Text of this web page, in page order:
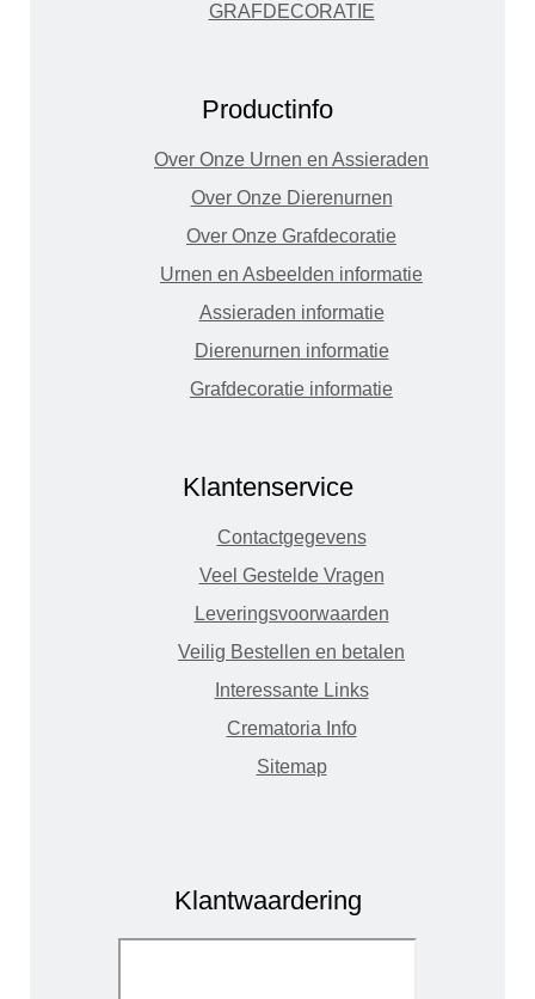
GRAFDECORATIE
Productinfo
Over Onze Urnen en Assieraden
Over Onze Dierenurnen
Over Onze Grafdecoratie
Urnen en Asbeelden informatie
Assieraden informatie
Dierenurnen informatie
Grafdecoratie informatie
Klantenservice
Contactgegevens
Veel Gestelde Vragen
Leveringsvoorwaarden
Veilig Bestellen en betalen
Interessante Links
Crematoria Info
Sitemap
Klantwaardering